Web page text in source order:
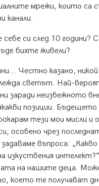
мрежи, които са
канали.
си след 10 години?
бихте живели?
Честно казано, никой
светът. Най-
заради неизбежното
позиции. Бъдещето
тези мои мисли и
особено чрез
въпроса: „Какво
изкуствения
на нашите деца.
което те получават